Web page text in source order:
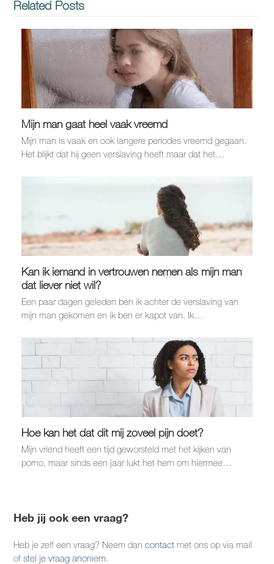
Related Posts
Mijn man gaat heel vaak vreemd
Mijn man is vaak en ook langere periodes vreemd gegaan.
Het blijkt dat hij geen verslaving heeft maar dat het…
Kan ik iemand in vertrouwen nemen als mijn man
dat liever niet wil?
Een paar dagen geleden ben ik achter de verslaving van
mijn man gekomen en ik ben er kapot van. Ik…
Hoe kan het dat dit mij zoveel pijn doet?
Mijn vriend heeft een tijd geworsteld met het kijken van
porno, maar sinds een jaar lukt het hem om hiermee…
Heb jij ook een vraag?
Heb je zelf een vraag? Neem dancontact met ons op via mail
ofstel je vraag anoniem.